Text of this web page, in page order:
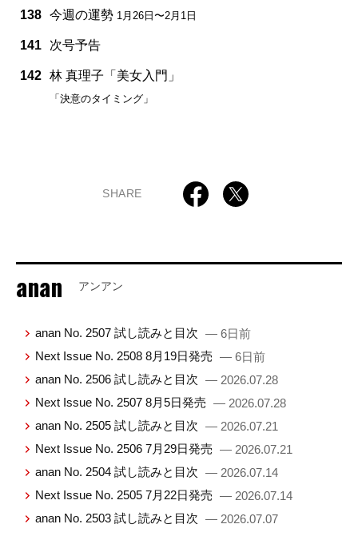
138 今週の運勢 1月26日〜2月1日
141 次号予告
142 林 真理子「美女入門」
「決意のタイミング」
SHARE
anan アンアン
anan No. 2507 試し読みと目次 — 6日前
Next Issue No. 2508 8月19日発売 — 6日前
anan No. 2506 試し読みと目次 — 2026.07.28
Next Issue No. 2507 8月5日発売 — 2026.07.28
anan No. 2505 試し読みと目次 — 2026.07.21
Next Issue No. 2506 7月29日発売 — 2026.07.21
anan No. 2504 試し読みと目次 — 2026.07.14
Next Issue No. 2505 7月22日発売 — 2026.07.14
anan No. 2503 試し読みと目次 — 2026.07.07